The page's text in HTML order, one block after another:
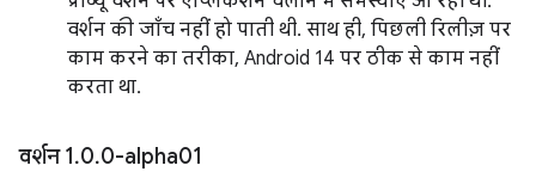
वर्शन की जाँच नहीं हो पाती थी. साथ ही, पिछली रिलीज़ पर
काम करने का तरीका, Android 14 पर ठीक से काम नहीं
करता था.
वर्शन 1.0.0-alpha01